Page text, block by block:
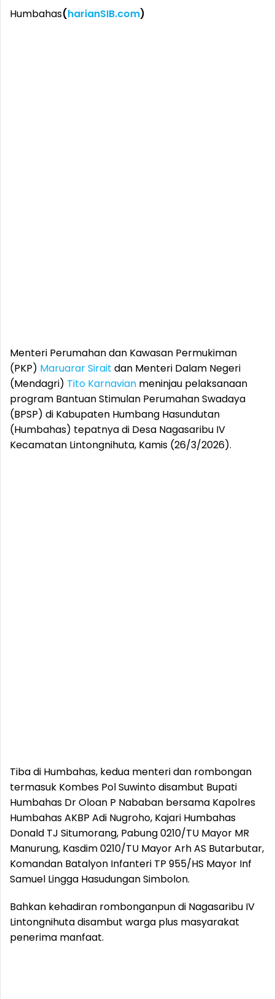
Humbahas(harianSIB.com)
Menteri Perumahan dan Kawasan Permukiman
(PKP) Maruarar Sirait dan Menteri Dalam Negeri
(Mendagri) Tito Karnavian meninjau pelaksanaan
program Bantuan Stimulan Perumahan Swadaya
(BPSP) di Kabupaten Humbang Hasundutan
(Humbahas) tepatnya di Desa Nagasaribu IV
Kecamatan Lintongnihuta, Kamis (26/3/2026).
Tiba di Humbahas, kedua menteri dan rombongan
termasuk Kombes Pol Suwinto disambut Bupati
Humbahas Dr Oloan P Nababan bersama Kapolres
Humbahas AKBP Adi Nugroho, Kajari Humbahas
Donald TJ Situmorang, Pabung 0210/TU Mayor MR
Manurung, Kasdim 0210/TU Mayor Arh AS Butarbutar,
Komandan Batalyon Infanteri TP 955/HS Mayor Inf
Samuel Lingga Hasudungan Simbolon.
Bahkan kehadiran rombonganpun di Nagasaribu IV
Lintongnihuta disambut warga plus masyarakat
penerima manfaat.